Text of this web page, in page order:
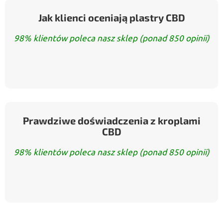
Jak klienci oceniają plastry CBD
98% klientów poleca nasz sklep (ponad 850 opinii)
Prawdziwe doświadczenia z kroplami
CBD
98% klientów poleca nasz sklep (ponad 850 opinii)